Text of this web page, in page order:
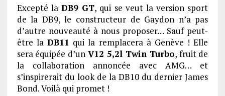
Excepté la DB9 GT, qui se veut la version sport
de la DB9, le constructeur de Gaydon n’a pas
d’autre nouveauté à nous proposer… Sauf peut-
être la DB11 qui la remplacera à Genève ! Elle
sera équipée d’unV12 5,2l Twin Turbo, fruit de
la collaboration annoncée avec AMG… et
s’inspirerait du look de la DB10 du dernier James
Bond. Voilà qui promet !